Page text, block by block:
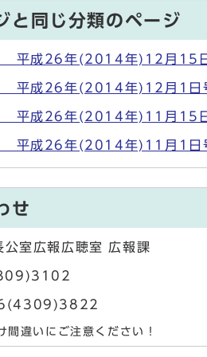
と同じ分類のページ
平成26年(2014年)12月15
平成26年(2014年)12月1日
平成26年(2014年)11月15
平成26年(2014年)11月1日
せ
公室広報広聴室 広報課
間違いにご注意ください！